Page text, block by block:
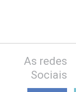
As redes
Sociais